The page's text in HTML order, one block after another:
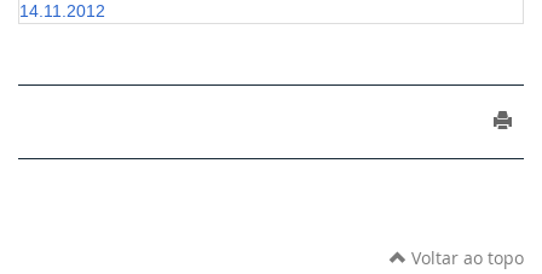
14.11.2012
Voltar ao topo